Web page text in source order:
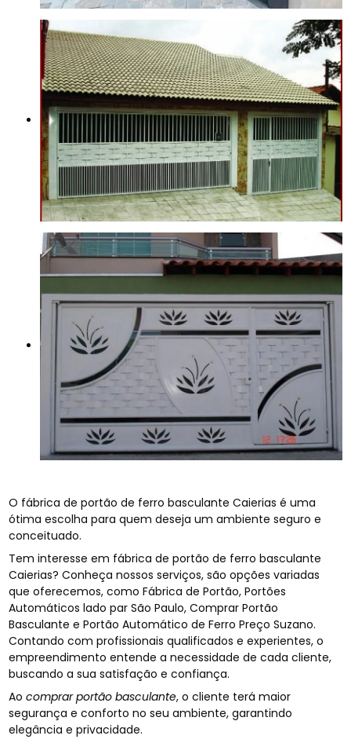
O fábrica de portão de ferro basculante Caierias é uma
ótima escolha para quem deseja um ambiente seguro e
conceituado.
Tem interesse em fábrica de portão de ferro basculante
Caierias? Conheça nossos serviços, são opções variadas
que oferecemos, como Fábrica de Portão, Portões
Automáticos lado par São Paulo, Comprar Portão
Basculante e Portão Automático de Ferro Preço Suzano.
Contando com profissionais qualificados e experientes, o
empreendimento entende a necessidade de cada cliente,
buscando a sua satisfação e confiança.
Aocomprar portão basculante, o cliente terá maior
segurança e conforto no seu ambiente, garantindo
elegância e privacidade.